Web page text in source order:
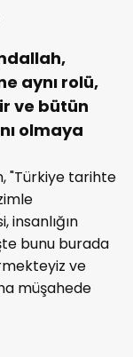
aynı rolü,
ve bütün
olmaya
"Türkiye tarihte
insanlığın
bunu burada
ve
müşahede